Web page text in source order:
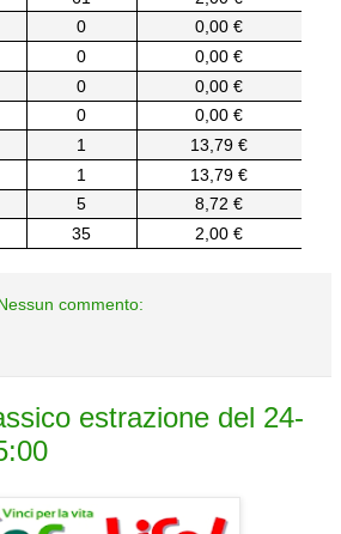
0
0,00 €
0
0,00 €
0
0,00 €
0
0,00 €
1
13,79 €
1
13,79 €
5
8,72 €
35 2,00 €
commento:
estrazione del 24-